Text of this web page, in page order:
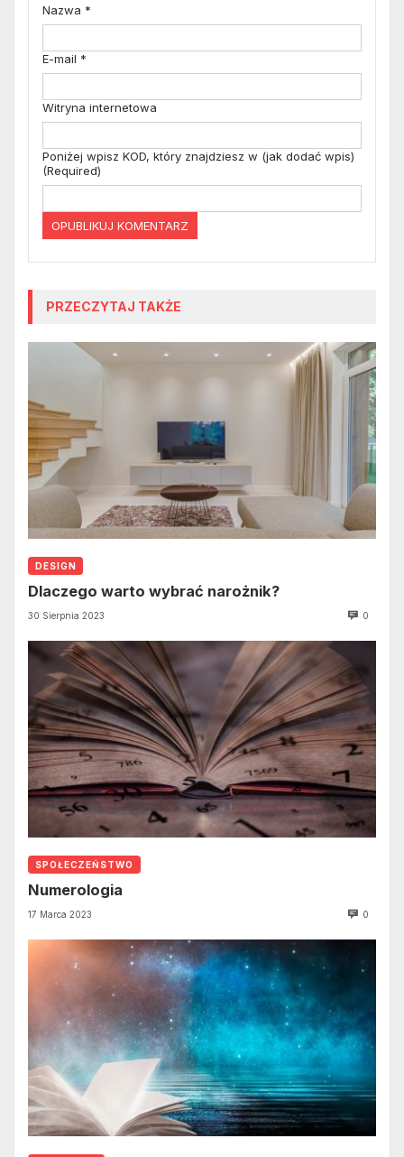
Nazwa *
E-mail *
Witryna internetowa
Poniżej wpisz KOD, który znajdziesz w (jak dodać wpis)
(Required)
PRZECZYTAJ TAKŻE
DESIGN
Dlaczego warto wybrać narożnik?
30 Sierpnia 2023 0
SPOŁECZEŃSTWO
Numerologia
17 Marca 2023 0